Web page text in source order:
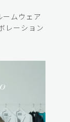
ームウェア
レーション